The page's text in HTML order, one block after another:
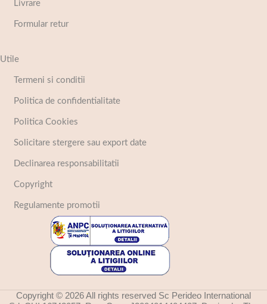
Livrare
Formular retur
Utile
Termeni si conditii
Politica de confidentialitate
Politica Cookies
Solicitare stergere sau export date
Declinarea responsabilitatii
Copyright
Regulamente promotii
Copyright © 2026 All rights reserved Sc Perideo International